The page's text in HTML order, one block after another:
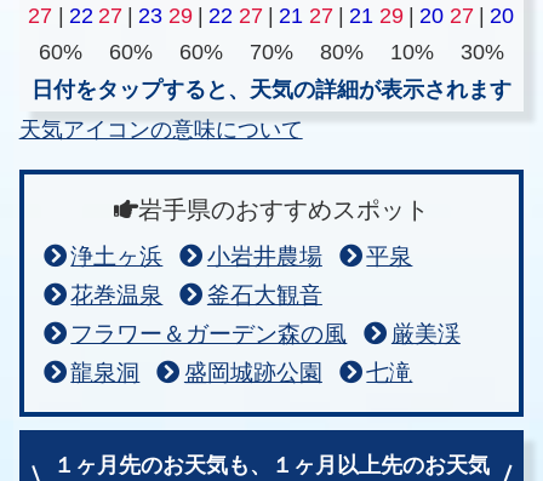
27 22 27 23 29 22 27 21 27 21 29 20 27
20
60%
60% 60% 70% 80% 10%
30%
日付をタップすると、天気の詳細が表示されます
天気アイコンの意味について
岩手県のおすすめスポット
浄土ヶ浜 小岩井農場
平泉
花巻温泉
釜石大観音
フラワー＆ガーデン森の風
厳美渓
龍泉洞
盛岡城跡公園 七滝
１ヶ月先のお天気も、
１ヶ月以上先のお天気